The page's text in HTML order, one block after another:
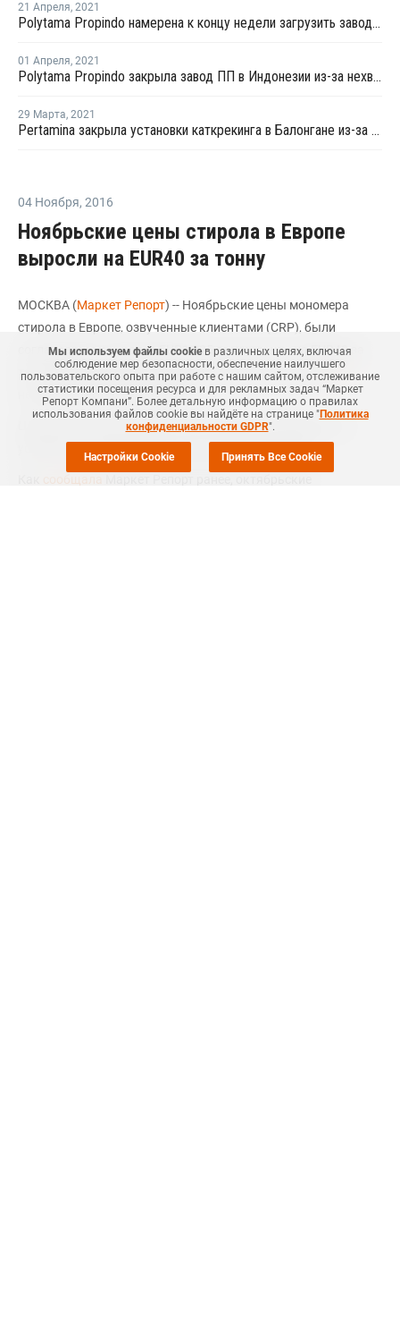
21 Апреля, 2021
Polytama Propindo намерена к концу недели загрузить завод ПП в Индонезии на штатном уровне после перезапуска
01 Апреля, 2021
Polytama Propindo закрыла завод ПП в Индонезии из-за нехватки сырья
29 Марта, 2021
Pertamina закрыла установки каткрекинга в Балонгане из-за пожара
04 Ноября, 2016
Ноябрьские цены стирола в Европе
выросли на EUR40 за тонну
МОСКВА (Маркет Репорт) -- Ноябрьские цены мономера
стирола в Европе, озвученные клиентами (CRP), были
согласованы на уровне EUR1 025 за тонну, что на EUR40 за
тонну выше уровня предыдущего месяца, сообщилиICIS
несколько источников рынка.
Цены CRP (customer reference price) были договорены на
условиях поставки франко-борт (FOB) Роттердам.
Мы используем файлы cookieв различных целях, включая
соблюдение мер безопасности, обеспечение наилучшего
пользовательского опыта при работе с нашим сайтом, отслеживание
статистики посещения ресурса и для рекламных задач “Маркет
Репорт Компани”. Более детальную информацию о правилах
использования файлов cookie вы найдёте на странице "Политика
конфиденциальности GDPR".
Настройки Cookie Принять Все Cookie